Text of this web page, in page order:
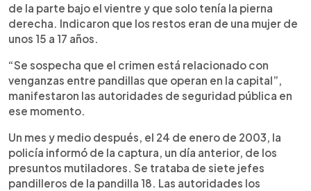
de la parte bajo el vientre y que solo tenía la pierna
derecha. Indicaron que los restos eran de una mujer de
unos 15 a 17 años.
“Se sospecha que el crimen está relacionado con
venganzas entre pandillas que operan en la capital”,
manifestaron las autoridades de seguridad pública en
ese momento.
Un mes y medio después, el 24 de enero de 2003, la
policía informó de la captura, un día anterior, de los
presuntos mutiladores. Se trataba de siete jefes
pandilleros de la pandilla 18. Las autoridades los